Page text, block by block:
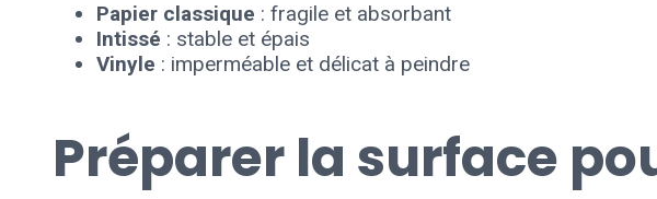
Papier classique : fragile et absorbant
Intissé : stable et épais
Vinyle : imperméable et délicat à peindre
Préparer la surface